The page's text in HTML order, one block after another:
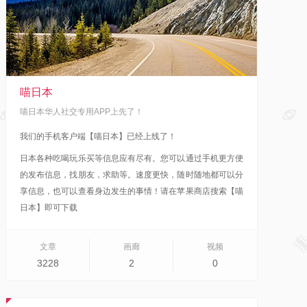
喵日本
喵日本华人社交专用APP上先了！
我们的手机客户端【喵日本】已经上线了！
日本各种吃喝玩乐买等信息应有尽有。您可以通过手机更方便
的发布信息，找朋友，求助等。速度更快，随时随地都可以分
享信息，也可以查看身边发生的事情！请在苹果商店搜索【喵
日本】即可下载
文章
3228
画廊
2
视频
0